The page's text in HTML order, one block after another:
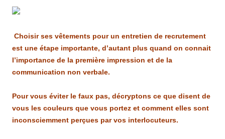
Choisir ses vêtements pour un entretien de recrutement
est une étape importante, d’autant plus quand on connait
l’importance de la première impression et de la
communication non verbale.
Pour vous éviter le faux pas, décryptons ce que disent de
vous les couleurs que vous portez et comment elles sont
inconsciemment perçues par vos interlocuteurs.